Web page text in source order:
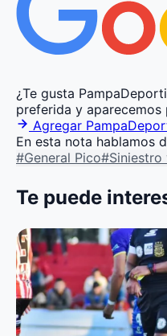
¿Te gusta
preferida y
Agregar
En esta nota hablamos
#General Pico#Siniestro
Te puede